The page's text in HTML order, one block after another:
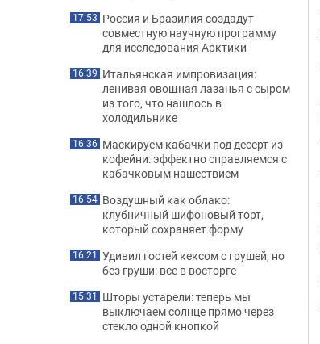
17:53 Россия и Бразилия создадут
совместную научную программу
для исследования Арктики
16:39 Итальянская импровизация:
ленивая овощная лазанья с сыром
из того, что нашлось в
холодильнике
16:36 Маскируем кабачки под десерт из
кофейни: эффектно справляемся с
кабачковым нашествием
16:54 Воздушный как облако:
клубничный шифоновый торт,
который сохраняет форму
16:21 Удивил гостей кексом с грушей, но
без груши: все в восторге
15:31 Шторы устарели: теперь мы
выключаем солнце прямо через
стекло одной кнопкой